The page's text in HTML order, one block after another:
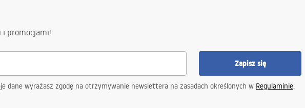
i promocjami!
Zapisz się
dane wyrażasz zgodę na otrzymywanie newslettera na zasadach określonych w Regulaminie.